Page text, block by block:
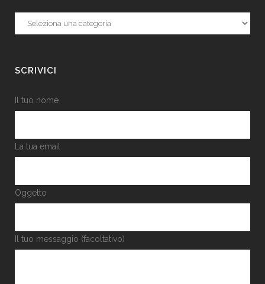
Categorie
SCRIVICI
Il tuo nome
La tua email
Oggetto
Il tuo messaggio (facoltativo)